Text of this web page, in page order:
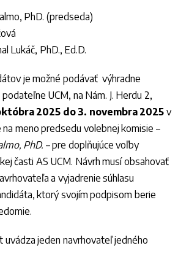
PhD. (predseda)
Lukáč, PhD., Ed.D.
je možné podávať výhradne
UCM, na Nám. J. Herdu 2,
2025 do 3. novembra 2025 v
meno predsedu volebnej komisie –
PhD. – pre doplňujúce voľby
časti AS UCM. Návrh musí obsahovať
a vyjadrenie súhlasu
ktorý svojím podpisom berie
uvádza jeden navrhovateľ jedného